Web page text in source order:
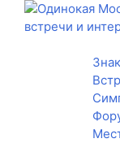
Toggle